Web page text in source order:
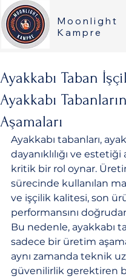
Moonlight
Kampre
Ayakkabı Taban
Ayakkabı
Aşamaları
Ayakkabı tabanları,
dayanıklılığı ve estetiği
kritik bir rol oynar.
sürecinde kullanılan
ve işçilik kalitesi, son
performansını
Bu nedenle, ayakkabı
sadece bir üretim
aynı zamanda teknik
güvenilirlik gerektiren